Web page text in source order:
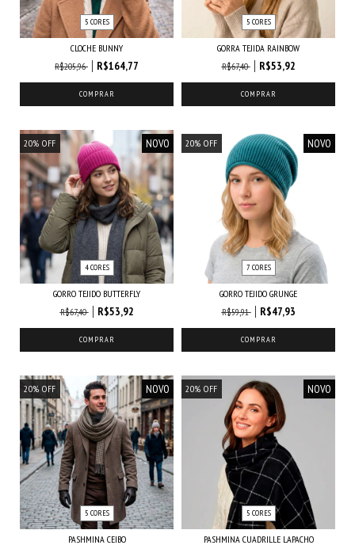
5 CORES
CLOCHE BUNNY
R$205,96
R$164,77
COMPRAR
5 CORES
GORRA TEJIDA RAINBOW
R$67,40
R$53,92
COMPRAR
20% OFF NOVO
4 CORES
GORRO TEJIDO BUTTERFLY
R$67,40
R$53,92
COMPRAR
20% OFF NOVO
7 CORES
GORRO TEJIDO GRUNGE
R$59,91
R$47,93
COMPRAR
20% OFF NOVO
5 CORES
PASHMINA CEIBO
20% OFF NOVO
5 CORES
PASHMINA CUADRILLE LAPACHO